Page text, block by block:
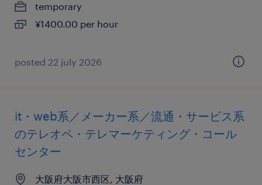
temporary
¥1400.00 per hour
posted 22 july 2026
it・web系／メーカー系／流通・サービス系
のテレオペ・テレマーケティング・コール
センター
大阪府大阪市西区, 大阪府